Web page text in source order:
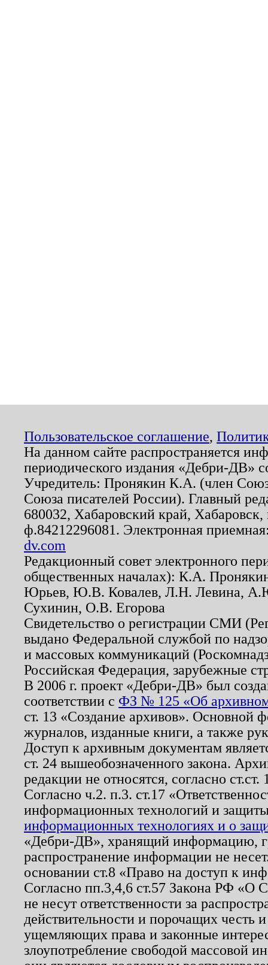
Пользовательское соглашение,
На данном сайте распространяется
периодического издания «Дебри-ДВ»
Учредитель: Пронякин К.А. (член
Союза писателей России). Главный
680032, Хабаровский край,
ф.84212296081. Электронная
dv.com
Редакционный совет электронного
общественных началах): К.А.
Юрьев, Ю.В. Ковалев, Л.Н. Левина,
Сухинин, О.В. Егорова
Свидетельство о регистрации СМИ
выдано Федеральной службой по
и массовых коммуникаций
Российская Федерация, зарубежные
В 2006 г. проект «Дебри-ДВ» был
соответствии с ФЗ № 125 «Об
ст. 13 «Создание архивов». Основной
журналов, изданные книги, а также
Доступ к архивным документам
ст. 24 вышеобозначенного закона.
редакции не относятся, согласно
Согласно ч.2. п.3. ст.17
информационных технологий и
информационных технологиях и о
«Дебри-ДВ», хранящий информацию,
распространение информации не
основании ст.8 «Право на доступ к
Согласно пп.3,4,6 ст.57 Закона РФ «О
не несут ответственности за
действительности и порочащих честь
ущемляющих права и законные
злоупотребление свободой массовой